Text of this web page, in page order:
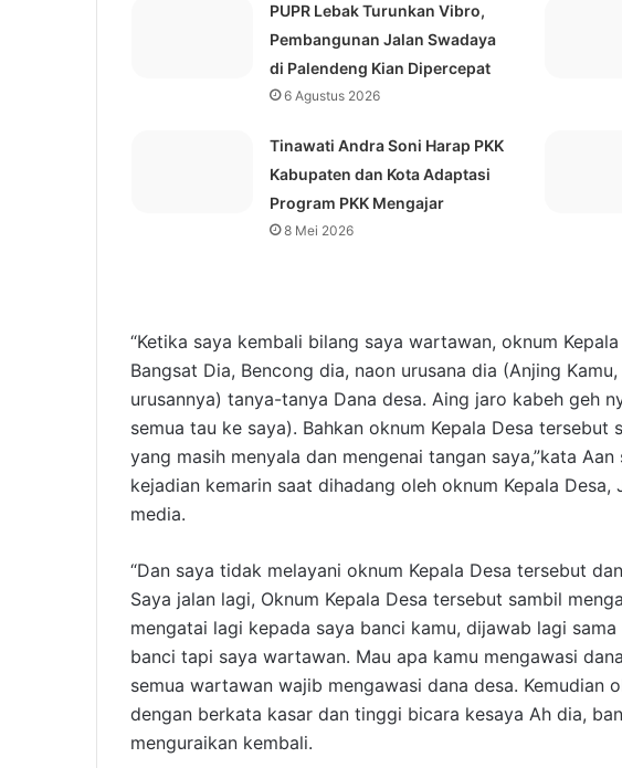
PUPR Lebak Turunkan Vibro,
Pembangunan Jalan Swadaya
di Palendeng Kian Dipercepat
6 Agustus 2026
Tinawati Andra Soni Harap PKK
Kabupaten dan Kota Adaptasi
Program PKK Mengajar
8 Mei 2026
“Ketika saya kembali bilang saya wartawan, oknum
Bangsat Dia, Bencong dia, naon urusana dia (Anjing
urusannya) tanya-tanya Dana desa. Aing jaro kabeh geh
semua tau ke saya). Bahkan oknum Kepala Desa
yang masih menyala dan mengenai tangan saya,”kata
kejadian kemarin saat dihadang oleh oknum Kepala
media.
“Dan saya tidak melayani oknum Kepala Desa tersebut
Saya jalan lagi, Oknum Kepala Desa tersebut sambil
mengatai lagi kepada saya banci kamu, dijawab lagi
banci tapi saya wartawan. Mau apa kamu mengawasi
semua wartawan wajib mengawasi dana desa. Kemudian
dengan berkata kasar dan tinggi bicara kesaya Ah dia,
menguraikan kembali.